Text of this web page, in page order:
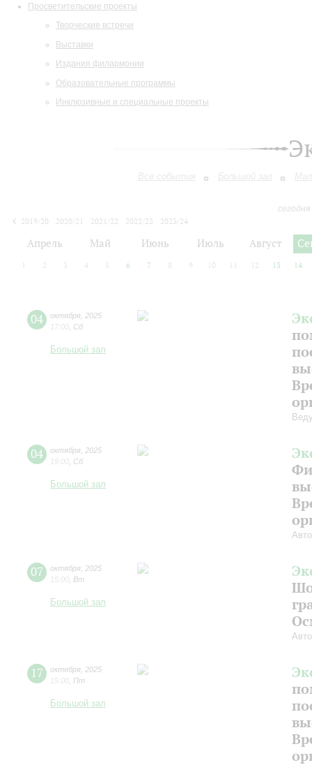
Просветительские проекты
Творческие встречи
Выставки
Издания филармонии
Образовательные программы
Инклюзивные и специальные проекты
Все события Большой зал
2019/20
2020/21 2021/22 2022/23
2023/24
Апрель Май Июнь Июль Август
2 3 4 5 6 7 8 9 10 12 13 14
04 октября 2025
17:00 Сб
Большой зал
04 октября 2025
19:00 Сб
Большой зал
07 октября 2025
15:00 Вт
Большой зал
17 октября 2025
15:00 Пт
Большой зал